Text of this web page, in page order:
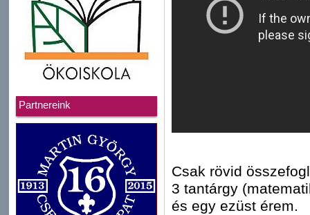
Partnereink
Csak rövid
3 tantárgy
és egy ezüst érem.